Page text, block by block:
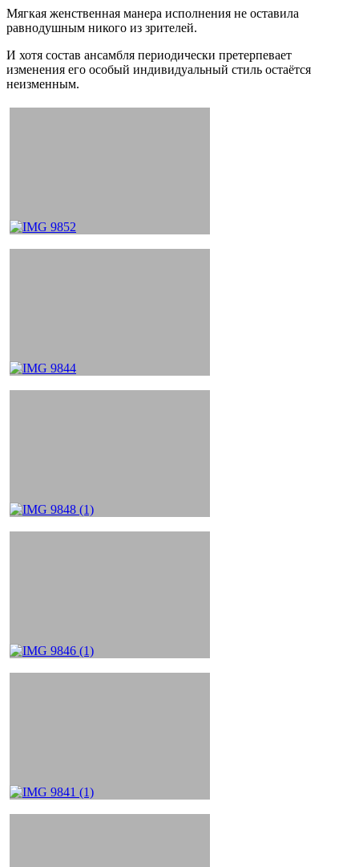
Мягкая женственная манера исполнения не оставила
равнодушным никого из зрителей.
И хотя состав ансамбля периодически претерпевает
изменения его особый индивидуальный стиль остаётся
неизменным.